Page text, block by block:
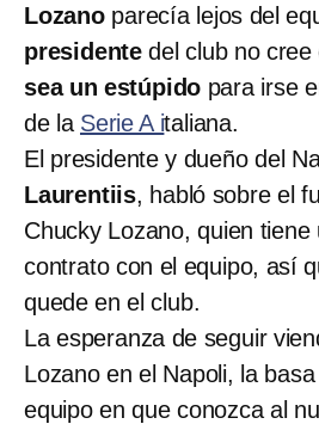
Lozano parecía lejos del
presidente del club no
sea un estúpido para irse
de la Serie A italiana.
El presidente y dueño del
Laurentiis, habló sobre el
Chucky Lozano, quien tiene
contrato con el equipo, así
quede en el club.
La esperanza de seguir
Lozano en el Napoli, la
equipo en que conozca al